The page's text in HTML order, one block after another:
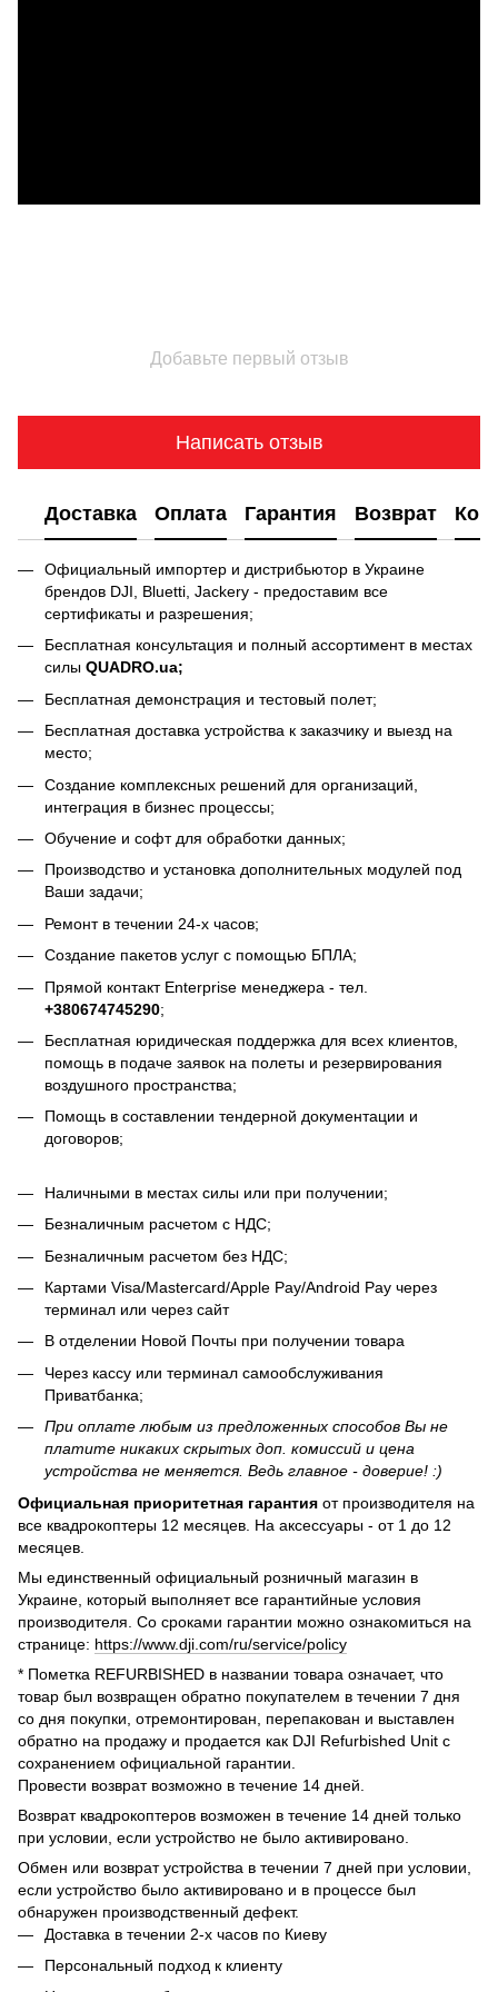
Добавьте первый отзыв
Написать отзыв
Доставка Оплата Гарантия Возврат
Официальный импортер и дистрибьютор в Украине
брендов DJI, Bluetti, Jackery - предоставим все
сертификаты и разрешения;
Бесплатная консультация и полный ассортимент в местах
силы QUADRO.ua;
Бесплатная демонстрация и тестовый полет;
Бесплатная доставка устройства к заказчику и выезд на
место;
Создание комплексных решений для организаций,
интеграция в бизнес процессы;
Обучение и софт для обработки данных;
Производство и установка дополнительных модулей под
Ваши задачи;
Ремонт в течении 24-х часов;
Создание пакетов услуг с помощью БПЛА;
Прямой контакт Enterprise менеджера - тел.
+380674745290;
Бесплатная юридическая поддержка для всех клиентов,
помощь в подаче заявок на полеты и резервирования
воздушного пространства;
Помощь в составлении тендерной документации и
договоров;
Наличными в местах силы или при получении;
Безналичным расчетом с НДС;
Безналичным расчетом без НДС;
Картами Visa/Mastercard/Apple Pay/Android Pay через
терминал или через сайт
В отделении Новой Почты при получении товара
Через кассу или терминал самообслуживания
Приватбанка;
При оплате любым из предложенных способов Вы не
платите никаких скрытых доп. комиссий и цена
устройства не меняется. Ведь главное - доверие! :)
Официальная приоритетная гарантия от производителя на
все квадрокоптеры 12 месяцев. На аксессуары - от 1 до 12
месяцев.
Мы единственный официальный розничный магазин в
Украине, который выполняет все гарантийные условия
производителя. Со сроками гарантии можно ознакомиться на
странице: https://www.dji.com/ru/service/policy
* Пометка REFURBISHED в названии товара означает, что
товар был возвращен обратно покупателем в течении 7 дня
со дня покупки, отремонтирован, перепакован и выставлен
обратно на продажу и продается как DJI Refurbished Unit с
сохранением официальной гарантии.
Провести возврат возможно в течение 14 дней.
Возврат квадрокоптеров возможен в течение 14 дней только
при условии, если устройство не было активировано.
Обмен или возврат устройства в течении 7 дней при условии,
если устройство было активировано и в процессе был
обнаружен производственный дефект.
Доставка в течении 2-х часов по Киеву
Персональный подход к клиенту